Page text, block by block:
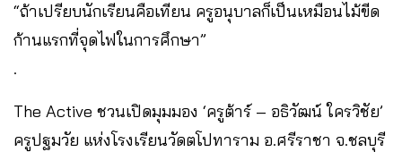
“ถ้าเปรียบนักเรียนคือเทียน ครูอนุบาลก็เป็นเหมือนไม้ขีด
ก้านแรกที่จุดไฟในการศึกษา”
.
The Active ชวนเปิดมุมมอง ‘ครูต้าร์ – อธิวัฒน์ ใครวิชัย’
ครูปฐมวัย แห่งโรงเรียนวัดตโปทาราม อ.ศรีราชา จ.ชลบุรี